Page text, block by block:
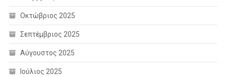
Οκτώβριος 2025
Σεπτέμβριος 2025
Αύγουστος 2025
Ιούλιος 2025